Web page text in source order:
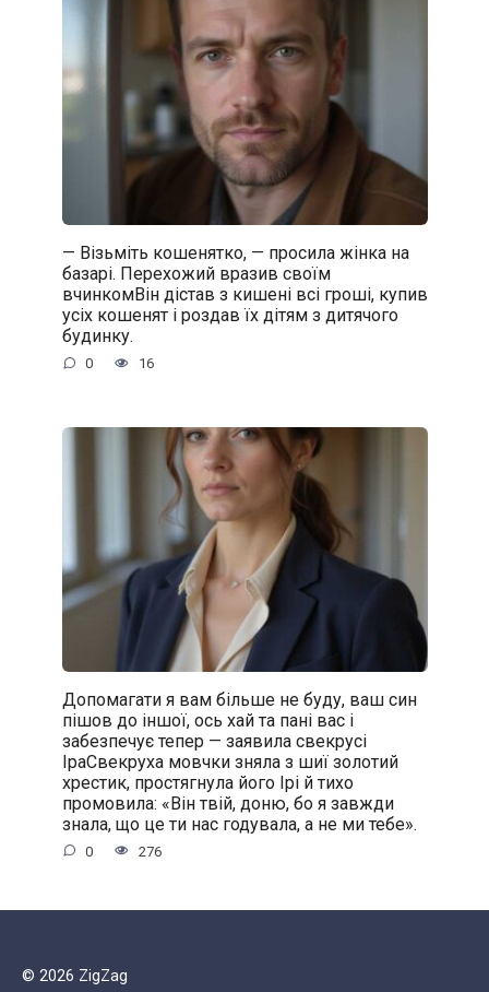
— Візьміть кошенятко, — просила жінка на
базарі. Перехожий вразив своїм
вчинкомВін дістав з кишені всі гроші, купив
усіх кошенят і роздав їх дітям з дитячого
будинку.
0 16
Допомагати я вам більше не буду, ваш син
пішов до іншої, ось хай та пані вас і
забезпечує тепер — заявила свекрусі
ІраСвекруха мовчки зняла з шиї золотий
хрестик, простягнула його Ірі й тихо
промовила: «Він твій, доню, бо я завжди
знала, що це ти нас годувала, а не ми тебе».
0 276
© 2026 ZigZag